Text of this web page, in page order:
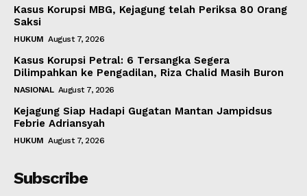
Kasus Korupsi MBG, Kejagung telah Periksa 80 Orang
Saksi
HUKUM August 7, 2026
Kasus Korupsi Petral: 6 Tersangka Segera
Dilimpahkan ke Pengadilan, Riza Chalid Masih Buron
NASIONAL August 7, 2026
Kejagung Siap Hadapi Gugatan Mantan Jampidsus
Febrie Adriansyah
HUKUM August 7, 2026
Subscribe